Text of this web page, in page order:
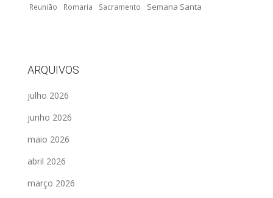
Reunião Romaria Sacramento Semana Santa
ARQUIVOS
julho 2026
junho 2026
maio 2026
abril 2026
março 2026